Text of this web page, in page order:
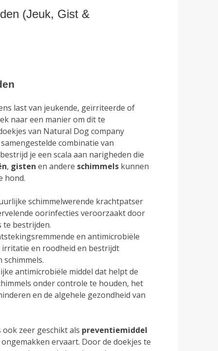
(Jeuk, Gist &
last van jeukende, geïrriteerde of
naar een manier om dit te
van Natural Dog company
combinatie van
je een scala aan narigheden die
, gisten en andere schimmels kunnen
hond.
schimmelwerende krachtpatser
oorinfecties veroorzaakt door
te bestrijden.
en antimicrobiële
irritatie en roodheid en bestrijdt
antimicrobiële middel dat helpt de
onder controle te houden, het
en de algehele gezondheid van
zeer geschikt als preventiemiddel
ervaart. Door de doekjes te